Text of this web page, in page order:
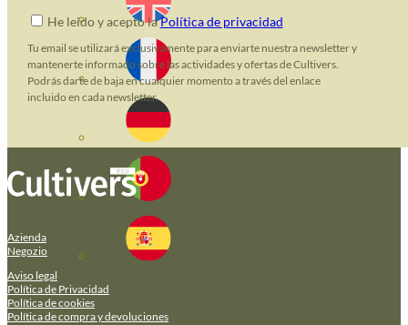
He leido y acepto laPolítica de privacidad
Tu email se utilizará exclusivamente para enviarte nuestra newsletter y
mantenerte informado sobre las actividades y ofertas de Cultivers.
Podrás darte de baja en cualquier momento a través del enlace
incluido en cada newsletter.
Azienda
Negozio
Aviso legal
Política de Privacidad
Política de cookies
Política de compra y devoluciones